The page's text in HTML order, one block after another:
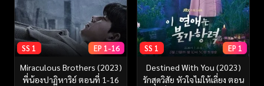
SS 1 EP 1-16
Miraculous Brothers (2023)
พี่น้องปาฏิหาริย์ ตอนที่ 1-16
SS 1 EP 1
Destined With You (2023)
รักสุดวิสัย หัวใจไม่ให้เลี่ยง ตอน